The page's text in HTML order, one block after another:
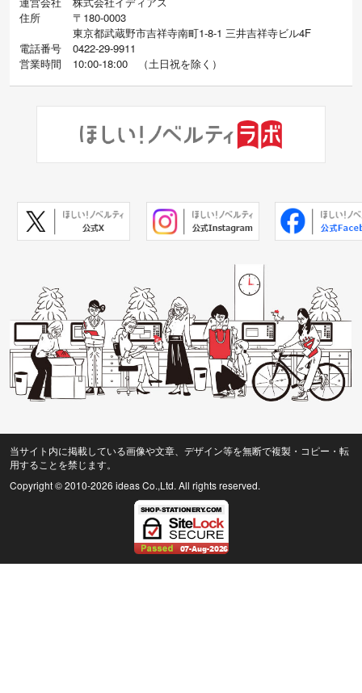
住所
〒180-0003
東京都武蔵野市吉祥寺南町1-8-1 三井吉祥寺ビル4F
電話番号
0422-29-9911
営業時間
10:00-18:00 （土日祝を除く）
当サイト内に掲載している画像や文章、デザイン等を無断で複製・コピー・転
用することを禁じます。
Copyright © 2010-2026 ideas Co.,Ltd. All rights reserved.